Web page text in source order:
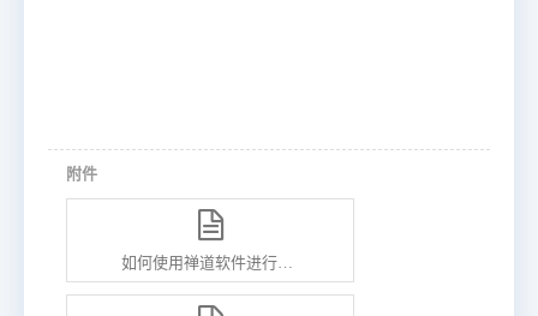
附件
如何使用禅道软件进行产品的全生命周期管理.ppt